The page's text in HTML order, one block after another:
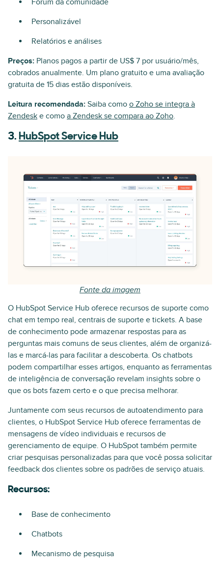
Fórum da comunidade
Personalizável
Relatórios e análises
Preços: Planos pagos a partir de US$ 7 por usuário/mês,
cobrados anualmente. Um plano gratuito e uma avaliação
gratuita de 15 dias estão disponíveis.
Leitura recomendada: Saiba como o Zoho se integra à
Zendesk e como a Zendesk se compara ao Zoho.
3. HubSpot Service Hub
Fonte da imagem
O HubSpot Service Hub oferece recursos de suporte como
chat em tempo real, centrais de suporte e tickets. A base
de conhecimento pode armazenar respostas para as
perguntas mais comuns de seus clientes, além de organizá-
las e marcá-las para facilitar a descoberta. Os chatbots
podem compartilhar esses artigos, enquanto as ferramentas
de inteligência de conversação revelam insights sobre o
que os bots fazem certo e o que precisa melhorar.
Juntamente com seus recursos de autoatendimento para
clientes, o HubSpot Service Hub oferece ferramentas de
mensagens de vídeo individuais e recursos de
gerenciamento de equipe. O HubSpot também permite
criar pesquisas personalizadas para que você possa solicitar
feedback dos clientes sobre os padrões de serviço atuais.
Recursos:
Base de conhecimento
Chatbots
Mecanismo de pesquisa